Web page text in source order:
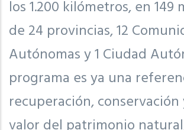
los 1.200 kilómetros, en 149
de 24 provincias, 12
Autónomas y 1 Ciudad
programa es ya una
recuperación,